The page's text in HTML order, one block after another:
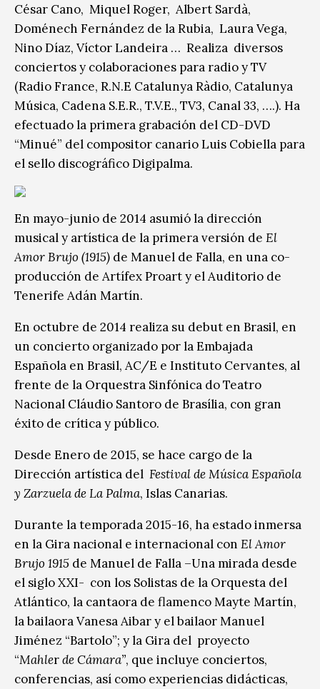
César Cano, Miquel Roger, Albert Sardà,
Doménech Fernández de la Rubia, Laura Vega,
Nino Díaz, Víctor Landeira … Realiza diversos
conciertos y colaboraciones para radio y TV
(Radio France, R.N.E Catalunya Ràdio, Catalunya
Música, Cadena S.E.R., T.V.E., TV3, Canal 33, ….). Ha
efectuado la primera grabación del CD-DVD
“Minué” del compositor canario Luis Cobiella para
el sello discográfico Digipalma.
En mayo-junio de 2014 asumió la dirección
musical y artística de la primera versión de El
Amor Brujo (1915) de Manuel de Falla, en una co-
producción de Artífex Proart y el Auditorio de
Tenerife Adán Martín.
En octubre de 2014 realiza su debut en Brasil, en
un concierto organizado por la Embajada
Española en Brasil, AC/E e Instituto Cervantes, al
frente de la Orquestra Sinfónica do Teatro
Nacional Cláudio Santoro de Brasília, con gran
éxito de crítica y público.
Desde Enero de 2015, se hace cargo de la
Dirección artística del Festival de Música Española
y Zarzuela de La Palma, Islas Canarias.
Durante la temporada 2015-16, ha estado inmersa
en la Gira nacional e internacional con El Amor
Brujo 1915 de Manuel de Falla –Una mirada desde
el siglo XXI- con los Solistas de la Orquesta del
Atlántico, la cantaora de flamenco Mayte Martín,
la bailaora Vanesa Aibar y el bailaor Manuel
Jiménez “Bartolo”; y la Gira del proyecto
“Mahlerde Cámara”, que incluye conciertos,
conferencias, así como experiencias didácticas,